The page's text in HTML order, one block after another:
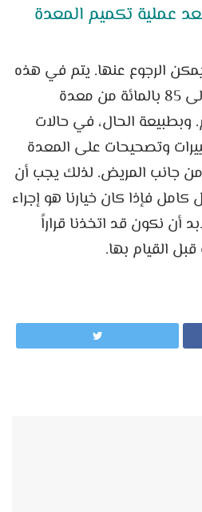
عملية تكميم المعدة
الرجوع عنها. يتم في هذه
العملية إزالة حوالي 80 إلى 85 بالمائة من معدة
وبطبيعة الحال، في حالات
وتصحيحات على المعدة
جانب المريض. لذلك يجب أن
فإذا كان خيارنا هو إجراء
أن نكون قد اتخذنا قراراً
القيام بها.